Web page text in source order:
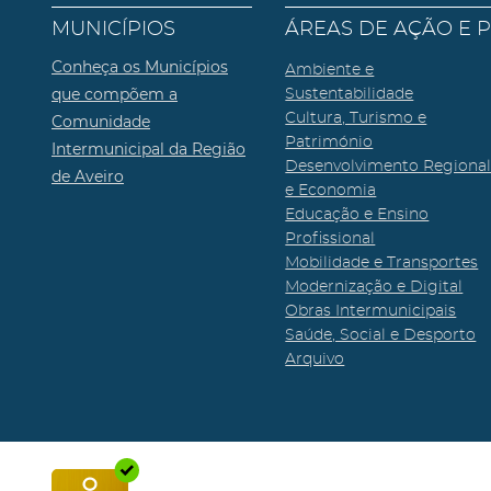
MUNICÍPIOS
Conheça os Municípios
que compõem a
Comunidade
Intermunicipal da Região
de Aveiro
ÁREAS DE AÇÃO E
Ambiente e
Sustentabilidade
Cultura, Turismo e
Património
Desenvolvimento Regional
e Economia
Educação e Ensino
Profissional
Mobilidade e Transportes
Modernização e Digital
Obras Intermunicipais
Saúde, Social e Desporto
Arquivo